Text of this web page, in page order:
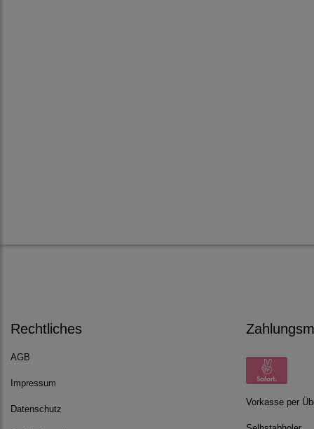
Rechtliches
AGB
Impressum
Datenschutz
Vorkasse per